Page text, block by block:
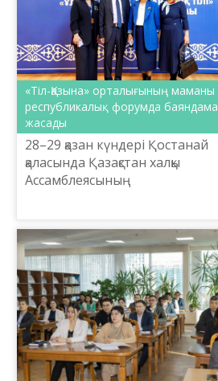
«Тіл-Қазына» орталығының маманы
республикалық форумда баяндама
жасады
28–29 қазан күндері Қостанай
қаласында Қазақстан халқы
Ассамблеясының
форум өтті.